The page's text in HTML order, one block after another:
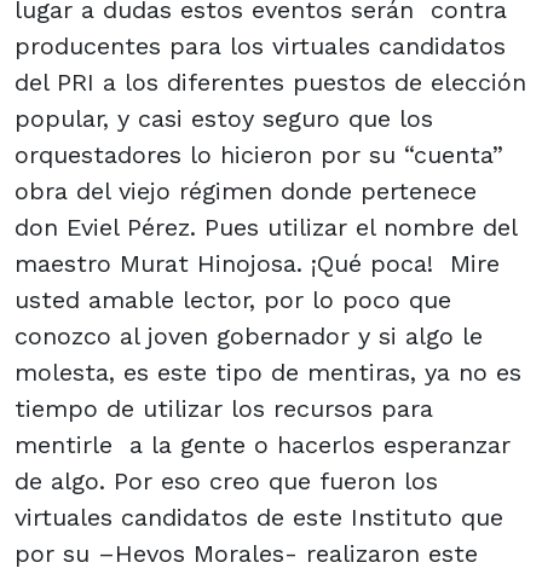
lugar a dudas estos eventos serán contra
producentes para los virtuales candidatos
del PRI a los diferentes puestos de elección
popular, y casi estoy seguro que los
orquestadores lo hicieron por su “cuenta”
obra del viejo régimen donde pertenece
don Eviel Pérez. Pues utilizar el nombre del
maestro Murat Hinojosa. ¡Qué poca! Mire
usted amable lector, por lo poco que
conozco al joven gobernador y si algo le
molesta, es este tipo de mentiras, ya no es
tiempo de utilizar los recursos para
mentirle a la gente o hacerlos esperanzar
de algo. Por eso creo que fueron los
virtuales candidatos de este Instituto que
por su –Hevos Morales- realizaron este